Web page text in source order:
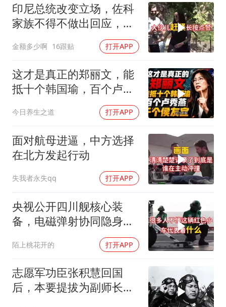
中方回应日本广岛核爆81周年
中国五箭齐发反制美国
中国经济展现强大韧性和活力
印尼总统改变立场，佐科
家族不得不做出回应，局
金额多少啊 16跟贴 打开APP
这才是真正的郑丽文，能
抵十个韩国瑜，百个卢秀
今日养生之道 打开APP
面对航母进逼，中方选择
在北方发起行动
失我者永失qq 打开APP
央视公开四川舰核心装
备，电磁弹射协同隐身无
人机，位居世界前列
陌上桃花开的 打开APP
志愿军功臣张积慧回国
后，本要提拔为副师长，